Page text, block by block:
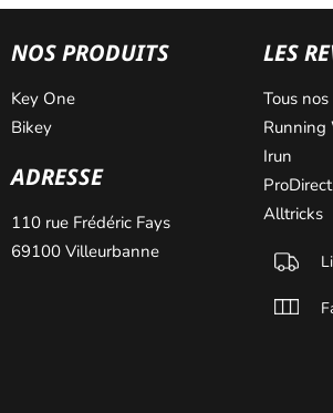
NOS PRODUITS
Key One
Bikey
ADRESSE
110 rue Frédéric Fays
69100 Villeurbanne
LES
Tous
Running
Irun
ProDirect
Alltricks